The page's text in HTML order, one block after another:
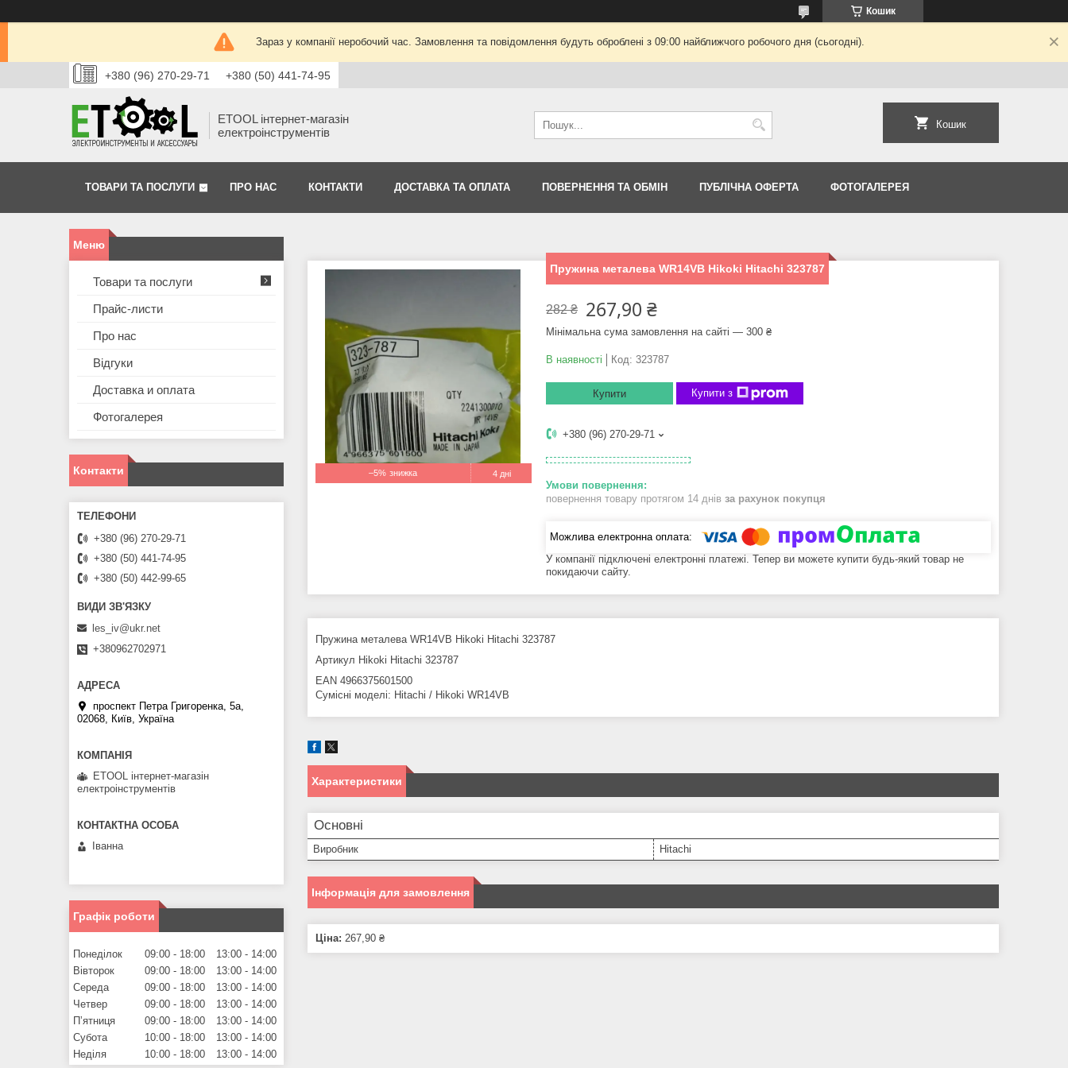
Кошик
Зараз у компанії неробочий час. Замовлення та повідомлення будуть оброблені з 09:00 найближчого робочого дня (сьогодні).
+380 (96) 270-29-71 +380 (50) 441-74-95
ETOOL інтернет-магазін
електроінструментів
Кошик
ТОВАРИ ТА ПОСЛУГИ ПРО НАС КОНТАКТИ ДОСТАВКА ТА ОПЛАТА ПОВЕРНЕННЯ ТА ОБМІН ПУБЛІЧНА ОФЕРТА ФОТОГАЛЕРЕЯ
–5% 4 дні
Пружина металева WR14VB Hikoki Hitachi 323787
282 ₴ 267,90 ₴
Мінімальна сума замовлення на сайті — 300 ₴
В наявності Код: 323787
Купити Купити з
+380 (96) 270-29-71
повернення товару протягом 14 днів за рахунок покупця
У компанії підключені електронні платежі. Тепер ви можете купити будь-який товар не
покидаючи сайту.
Пружина металева WR14VB Hikoki Hitachi 323787
Артикул Hikoki Hitachi 323787
EAN 4966375601500
Сумісні моделі: Hitachi / Hikoki WR14VB
Характеристики
Основні
Виробник Hitachi
Інформація для замовлення
Ціна: 267,90 ₴
Товари та послуги
Прайс-листи
Про нас
Відгуки
Доставка и оплата
Фотогалерея
Контакти
+380 (96) 270-29-71
+380 (50) 441-74-95
+380 (50) 442-99-65
les_iv@ukr.net
+380962702971
проспект Петра Григоренка, 5а,
02068, Київ, Україна
ETOOL інтернет-магазін
електроінструментів
Іванна
Графік роботи
Понеділок 09:00 18:00 13:00
14:00
Вівторок
09:00 18:00 13:00
14:00
Середа
09:00 18:00 13:00
14:00
Четвер
09:00 18:00 13:00
14:00
Пʼятниця
09:00 18:00 13:00
14:00
Субота
10:00 18:00 13:00
14:00
Неділя
10:00 18:00 13:00 14:00